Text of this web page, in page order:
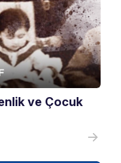
ve Çocuk